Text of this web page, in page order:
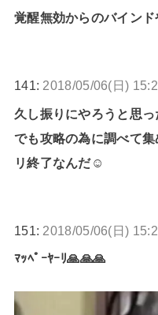
覚醒無効からのバイン
141: 2018/05/06(日)
久し振りにやろうと思
でも攻略の為に調べて
リ終了なんだ☺
151: 2018/05/06(日)
ﾏｯﾍﾟｰﾔｰﾘ🙏🙏🙏